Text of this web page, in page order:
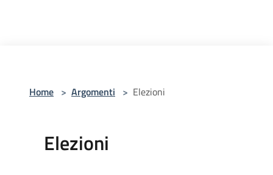
Home > Argomenti > Elezioni
Elezioni